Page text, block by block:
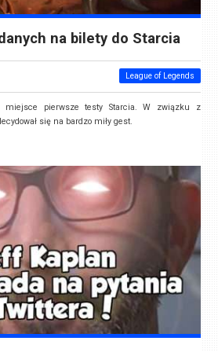
na bilety do Starcia
League of Legends
miejsce pierwsze testy Starcia. W związku z
się na bardzo miły gest.